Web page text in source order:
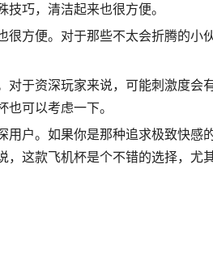
巧，清洁起来也很方便。
很方便。对于那些不太会折腾的小
对于资深玩家来说，可能刺激度会
可以考虑一下。
用户。如果你是那种追求极致快感
，这款飞机杯是个不错的选择，尤